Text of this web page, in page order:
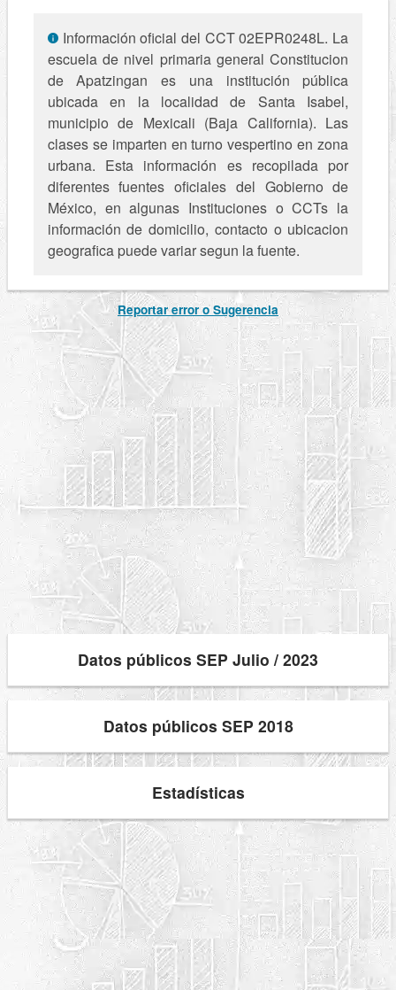
Información oficial del CCT 02EPR0248L. La
escuela de nivel primaria general Constitucion
de Apatzingan es una institución pública
ubicada en la localidad de Santa Isabel,
municipio de Mexicali (Baja California). Las
clases se imparten en turno vespertino en zona
urbana. Esta información es recopilada por
diferentes fuentes oficiales del Gobierno de
México, en algunas Instituciones o CCTs la
información de domicilio, contacto o ubicacion
geografica puede variar segun la fuente.
Reportar error o Sugerencia
Datos públicos SEP Julio / 2023
Datos públicos SEP 2018
Estadísticas